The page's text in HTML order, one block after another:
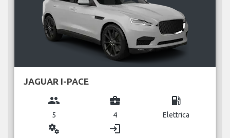
JAGUAR I-PACE
group
5
business_center
4
local_gas_station
Elettrica
miscellaneous_services login